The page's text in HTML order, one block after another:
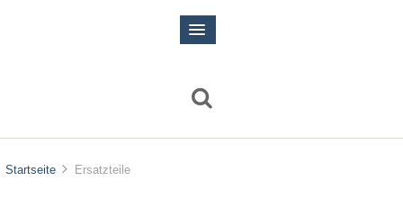
Startseite Ersatzteile